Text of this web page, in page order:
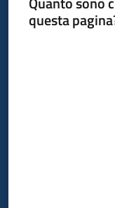
Osservatorio
questa